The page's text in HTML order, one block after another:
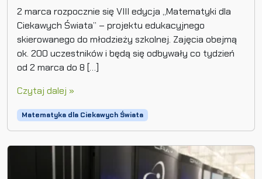
2 marca rozpocznie się VIII edycja „Matematyki dla
Ciekawych Świata” – projektu edukacyjnego
skierowanego do młodzieży szkolnej. Zajęcia obejmą
ok. 200 uczestników i będą się odbywały co tydzień
od 2 marca do 8 […]
Czytaj dalej »
Matematyka dla Ciekawych Świata